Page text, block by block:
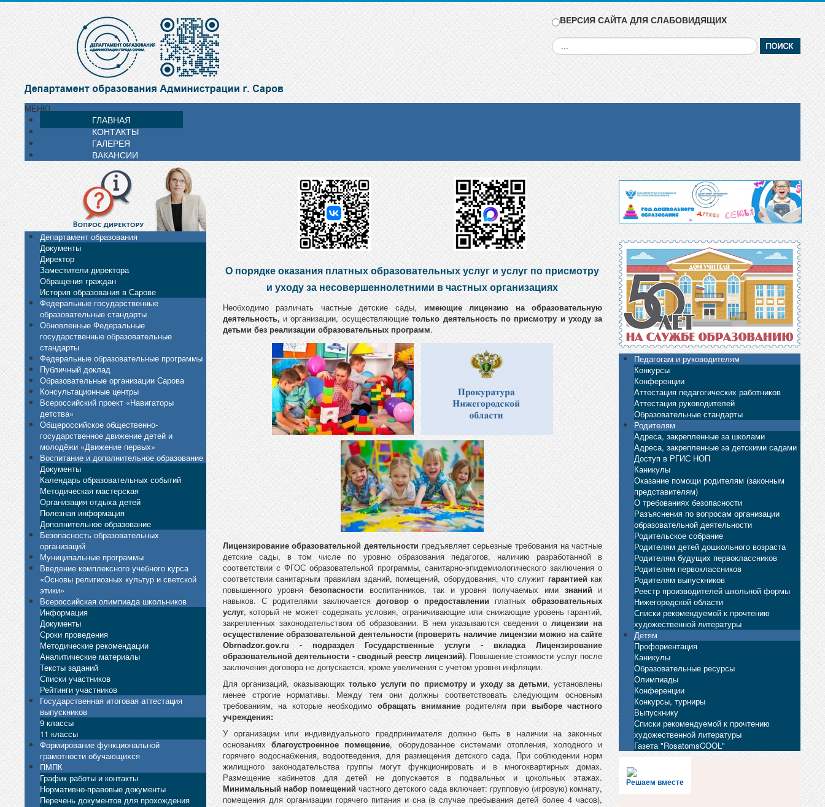
ВЕРСИЯ САЙТА ДЛЯ СЛАБОВИДЯЩИХ
Искать...
МЕНЮ
ГЛАВНАЯ
КОНТАКТЫ
ГАЛЕРЕЯ
ВАКАНСИИ
Департамент образования
Документы
Директор
Заместители директора
Обращения граждан
История образования в Сарове
Федеральные государственные
образовательные стандарты
Обновленные Федеральные
государственные образовательные
стандарты
Федеральные образовательные программы
Публичный доклад
Образовательные организации Сарова
Консультационные центры
Всероссийский проект «Навигаторы
детства»
Общероссийское общественно-
государственное движение детей и
молодёжи «Движение первых»
Воспитание и дополнительное образование
Документы
Календарь образовательных событий
Методическая мастерская
Организация отдыха детей
Полезная информация
Дополнительное образование
Безопасность образовательных
организаций
Муниципальные программы
Введение комплексного учебного курса
«Основы религиозных культур и светской
этики»
Всероссийская олимпиада школьников
Информация
Документы
Сроки проведения
Методические рекомендации
Аналитические материалы
Тексты заданий
Списки участников
Рейтинги участников
Государственная итоговая аттестация
выпускников
9 классы
11 классы
Формирование функциональной
грамотности обучающихся
ПМПК
График работы и контакты
Нормативно-правовые документы
Перечень документов для прохождения
О порядке оказания платных образовательных услуг и услуг по присмотру
и уходу за несовершеннолетними в частных организациях
Необходимо различать частные детские сады,имеющие лицензию на образовательную
деятельность,и организации, осуществляющиетолько деятельность по присмотру и уходу за
детьми без реализации образовательных программ.
Лицензирование образовательной деятельностипредъявляет серьезные требования на частные
детские сады, в том числе по уровню образования педагогов, наличию разработанной в
соответствии с ФГОС образовательной программы, санитарно-эпидемиологического заключения о
соответствии санитарным правилам зданий, помещений, оборудования, что служитгарантиейкак
повышенного уровнябезопасностивоспитанников, так и уровня получаемых имизнанийи
навыков. С родителями заключаетсядоговор о предоставленииплатныхобразовательных
услуг, который не может содержать условия, ограничивающие или снижающие уровень гарантий,
закрепленных законодательством об образовании. В нем указываются сведения олицензии на
осуществление образовательной деятельности (проверить наличие лицензии можно на сайте
Obrnadzor.gov.ru
- подраздел Государственные услуги - вкладка Лицензирование
образовательной деятельности - сводный реестр лицензий). Повышение стоимости услуг после
заключения договора не допускается, кроме увеличения с учетом уровня инфляции.
Для организаций, оказывающихтолько услуги по присмотру и уходу за детьми, установлены
менее строгие нормативы. Между тем они должны соответствовать следующим основным
требованиям, на которые необходимообращать вниманиеродителямпри выборе частного
учреждения:
У организации или индивидуального предпринимателя должно быть в наличии на законных
основанияхблагоустроенное помещение, оборудованное системами отопления, холодного и
горячего водоснабжения, водоотведения, для размещения детского сада. При соблюдении норм
жилищного законодательства группы могут функционировать и в многоквартирных домах.
Размещение кабинетов для детей не допускается в подвальных и цокольных этажах.
Минимальный набор помещенийчастного детского сада включает: групповую (игровую) комнату,
помещения для организации горячего питания и сна (в случае пребывания детей более 4 часов),
Педагогам и руководителям
Конкурсы
Конференции
Аттестация педагогических работников
Аттестация руководителей
Образовательные стандарты
Родителям
Адреса, закрепленные за школами
Адреса, закрепленные за детскими садами
Доступ в РГИС НОП
Каникулы
Оказание помощи родителям (законным
представителям)
О требованиях безопасности
Разъяснения по вопросам организации
образовательной деятельности
Родительское собрание
Родителям детей дошкольного возраста
Родителям будущих первоклассников
Родителям первоклассников
Родителям выпускников
Реестр производителей школьной формы
Нижегородской области
Списки рекомендуемой к прочтению
художественной литературы
Детям
Профориентация
Каникулы
Образовательные ресурсы
Олимпиады
Конференции
Конкурсы, турниры
Выпускнику
Списки рекомендуемой к прочтению
художественной литературы
Газета "RosatomsCOOL"
Решаем вместе